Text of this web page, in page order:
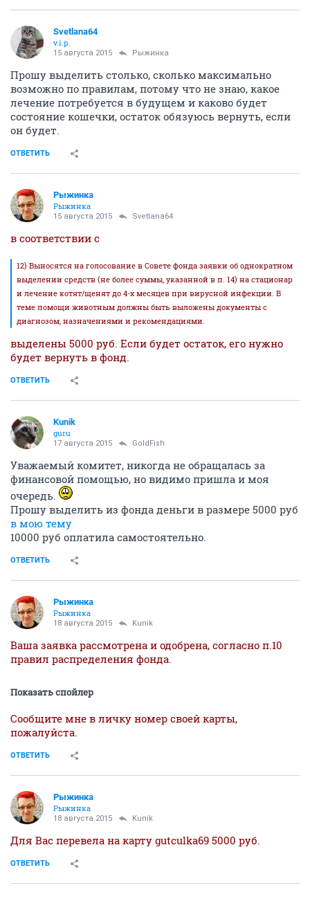
Svetlana64
v.i.p.
15 августа 2015 Рыжинка
Прошу выделить столько, сколько максимально
возможно по правилам, потому что не знаю, какое
лечение потребуется в будущем и каково будет
состояние кошечки, остаток обязуюсь вернуть, если
он будет.
ОТВЕТИТЬ
Рыжинка
Рыжинка
15 августа 2015 Svetlana64
в соответствии с
12) Выносятся на голосование в Совете фонда заявки об однократном
выделении средств (не более суммы, указанной в п. 14) на стационар
и лечение котят/щенят до 4-х месяцев при вирусной инфекции. В
теме помощи животным должны быть выложены документы с
диагнозом, назначениями и рекомендациями.
выделены 5000 руб. Если будет остаток, его нужно
будет вернуть в фонд.
ОТВЕТИТЬ
Kunik
guru
17 августа 2015 GoldFish
Уважаемый комитет, никогда не обращалась за
финансовой помощью, но видимо пришла и моя
очередь.
Прошу выделить из фонда деньги в размере 5000 руб
в мою тему
10000 руб оплатила самостоятельно.
ОТВЕТИТЬ
Рыжинка
Рыжинка
18 августа 2015 Kunik
Ваша заявка рассмотрена и одобрена, согласно п.10
правил распределения фонда.
Показать спойлер
Сообщите мне в личку номер своей карты,
пожалуйста.
ОТВЕТИТЬ
Рыжинка
Рыжинка
18 августа 2015 Kunik
Для Вас перевела на карту gutculka69 5000 руб.
ОТВЕТИТЬ